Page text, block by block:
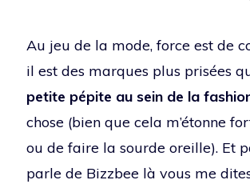
Au jeu de la mode, force est de
il est des marques plus prisées
petite pépite au sein de la
chose (bien que cela m’étonne
ou de faire la sourde oreille). Et
parle de Bizzbee là vous me